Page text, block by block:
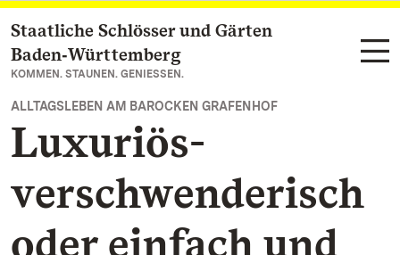
Zum Hauptinhalt springen
Staatliche Schlösser und Gärten
Baden‑Württemberg
KOMMEN. STAUNEN. GENIESSEN.
ALLTAGSLEBEN AM BAROCKEN GRAFENHOF
Luxuriös-
verschwenderisch
oder einfach und